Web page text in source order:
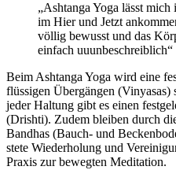
„Ashtanga Yoga lässt
im Hier und Jetzt
völlig bewusst und das
einfach
Beim Ashtanga Yoga wird eine
flüssigen Übergängen
jeder Haltung gibt es einen
(Drishti). Zudem bleiben durch
Bandhas (Bauch- und
stete Wiederholung und
Praxis zur bewegten Meditation.